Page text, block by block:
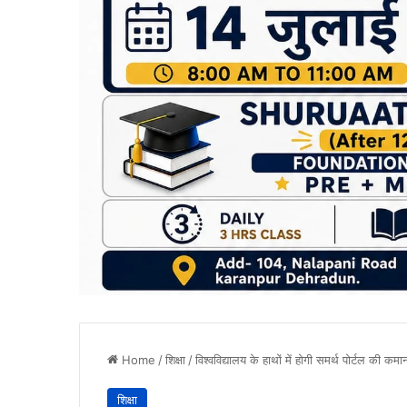
Home /शिक्षा/विश्वविद्यालय के हाथों में होगी समर्थ पोर्टल की
शिक्षा